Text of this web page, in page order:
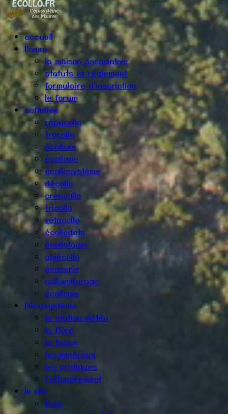
accueil
l'asso
la maison associative
statuts et règlement
formulaire d'inscription
le forum
activités
répacollo
trocollo
écolloxe
écollovie
écollosystème
décollo
créacollo
tricollo
vêtacollo
écollodets
écollotager
apiécollo
écoserie
collovoiturage
écollonie
l'écosystème
la station météo
la flore
la faune
les minéraux
les pratiques
l'effondrement
le site
liens